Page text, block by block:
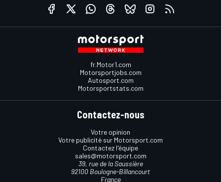
fr.Motor1.com
Motorsportjobs.com
Autosport.com
Motorsportstats.com
Contactez-nous
Votre opinion
Votre publicité sur Motorsport.com
Contactez l'équipe
sales@motorsport.com
39, rue de la Saussière
92100 Boulogne-Billancourt
France